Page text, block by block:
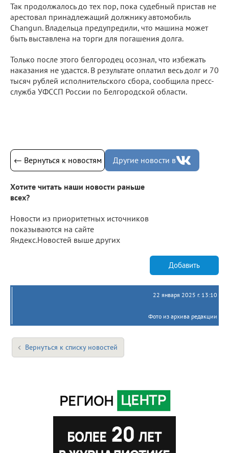
Так продолжалось до тех пор, пока судебный пристав не
арестовал принадлежащий должнику автомобиль
Changun. Владельца предупредили, что машина может
быть выставлена на торги для погашения долга.
Только после этого белгородец осознал, что избежать
наказания не удастся. В результате оплатил весь долг и 70
тысяч рублей исполнительского сбора, сообщила пресс-
служба УФССП России по Белгородской области.
← Вернуться к новостям Другие новости в
Хотите читать наши новости раньше
всех?
Новости из приоритетных источников
показываются на сайте
Яндекс.Новостей выше других
Добавить
22 января 2025 г. 13:10
Фото из архива редакции
Вернуться к списку новостей